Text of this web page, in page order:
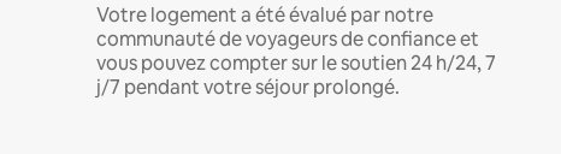
Votre logement a été évalué par notre
communauté de voyageurs de confiance et
vous pouvez compter sur le soutien 24 h/24, 7
j/7 pendant votre séjour prolongé.